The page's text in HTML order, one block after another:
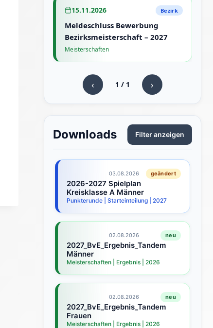
15.11.2026 Bezirk
Meldeschluss Bewerbung
Bezirksmeisterschaft – 2027
Meisterschaften
‹ 1 / 1 ›
Downloads Filter anzeigen
03.08.2026 geändert
2026-2027 Spielplan
Kreisklasse A Männer
Punkterunde | Starteinteilung | 2027
02.08.2026 neu
2027_BvE_Ergebnis_Tandem
Männer
Meisterschaften | Ergebnis | 2026
02.08.2026 neu
2027_BvE_Ergebnis_Tandem
Frauen
Meisterschaften | Ergebnis | 2026